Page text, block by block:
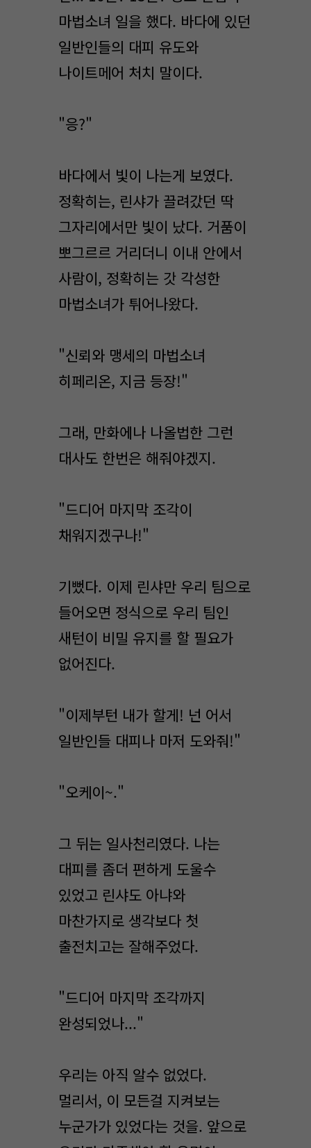
마법소녀 일을 했다. 바다에 있던
일반인들의 대피 유도와
나이트메어 처치 말이다.
"응?"
바다에서 빛이 나는게 보였다.
정확히는, 린샤가 끌려갔던 딱
그자리에서만 빛이 났다. 거품이
뽀그르르 거리더니 이내 안에서
사람이, 정확히는 갓 각성한
마법소녀가 튀어나왔다.
"신뢰와 맹세의 마법소녀
히페리온, 지금 등장!"
그래, 만화에나 나올법한 그런
대사도 한번은 해줘야겠지.
"드디어 마지막 조각이
채워지겠구나!"
기뻤다. 이제 린샤만 우리 팀으로
들어오면 정식으로 우리 팀인
새턴이 비밀 유지를 할 필요가
없어진다.
"이제부턴 내가 할게! 넌 어서
일반인들 대피나 마저 도와줘!"
"오케이~."
그 뒤는 일사천리였다. 나는
대피를 좀더 편하게 도울수
있었고 린샤도 아냐와
마찬가지로 생각보다 첫
출전치고는 잘해주었다.
"드디어 마지막 조각까지
완성되었나..."
우리는 아직 알수 없었다.
멀리서, 이 모든걸 지켜보는
누군가가 있었다는 것을. 앞으로